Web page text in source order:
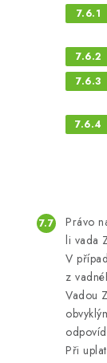
Právo
li vada
V
z
Vadou
Při